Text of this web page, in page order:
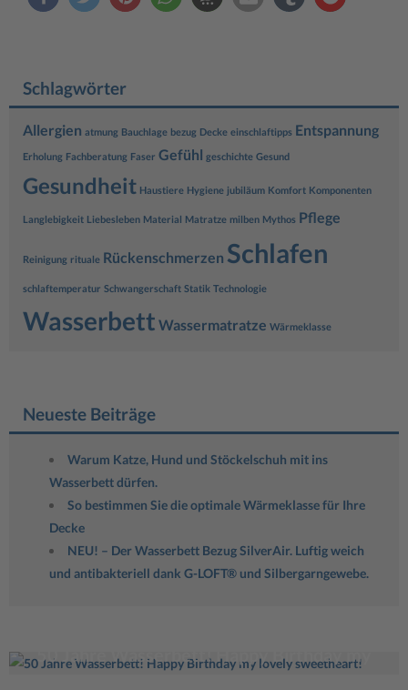
Schlagwörter
Allergien atmung Bauchlage bezug Decke einschlaftipps Entspannung
Erholung Fachberatung Faser Gefühl geschichte Gesund
Gesundheit Haustiere Hygiene jubiläum Komfort Komponenten
Langlebigkeit Liebesleben Material Matratze milben Mythos Pflege
Reinigung rituale Rückenschmerzen Schlafen
schlaftemperatur Schwangerschaft Statik Technologie
Wasserbett Wassermatratze Wärmeklasse
Neueste Beiträge
Warum Katze, Hund und Stöckelschuh mit ins
Wasserbett dürfen.
So bestimmen Sie die optimale Wärmeklasse für Ihre
Decke
NEU! – Der Wasserbett Bezug SilverAir. Luftig weich
und antibakteriell dank G-LOFT® und Silbergarngewebe.
50 Jahre Wasserbett! Happy Birthday my